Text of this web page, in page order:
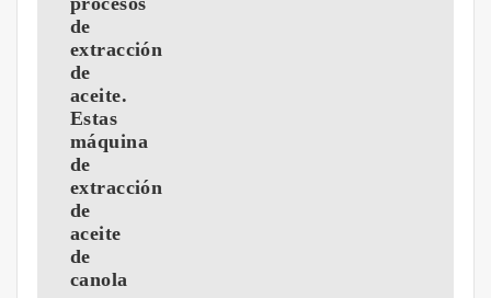
de
extracción
de
aceite.
Estas
máquina
de
extracción
de
aceite
de
canola